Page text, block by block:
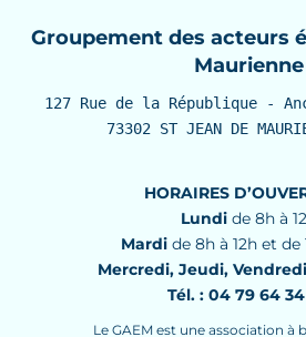
Groupement des acteurs
Maurienne
127 Rue de la République -
73302 ST JEAN DE
HORAIRES
Lundide 8h à
Mardi de 8h à 12h et de
Mercredi, Jeudi, Vendredi
Tél. : 04 79 64
Le GAEM est une association à